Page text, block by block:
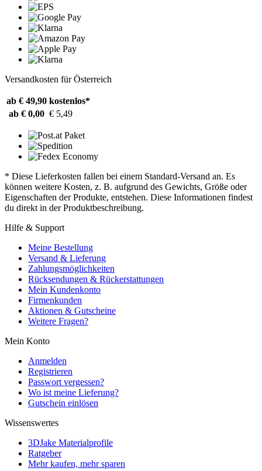
Versandkosten für Österreich
ab € 49,90 kostenlos*
ab € 0,00 € 5,49
* Diese Lieferkosten fallen bei einem Standard-Versand an. Es
können weitere Kosten, z. B. aufgrund des Gewichts, Größe oder
Eigenschaften der Produkte, entstehen. Diese Informationen findest
du direkt in der Produktbeschreibung.
Hilfe & Support
Meine Bestellung
Versand & Lieferung
Zahlungsmöglichkeiten
Rücksendungen & Rückerstattungen
Mein Kundenkonto
Firmenkunden
Aktionen & Gutscheine
Weitere Fragen?
Mein Konto
Anmelden
Registrieren
Passwort vergessen?
Wo ist meine Lieferung?
Gutschein einlösen
Wissenswertes
3DJake Materialprofile
Ratgeber
Mehr kaufen, mehr sparen